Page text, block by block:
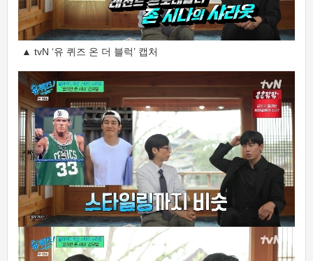
▲ tvN ‘유 퀴즈 온 더 블럭’ 캡처